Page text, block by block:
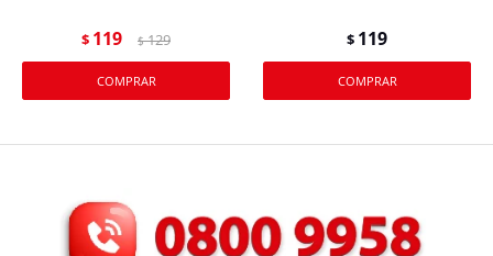
$ 119 $ 129 $ 119